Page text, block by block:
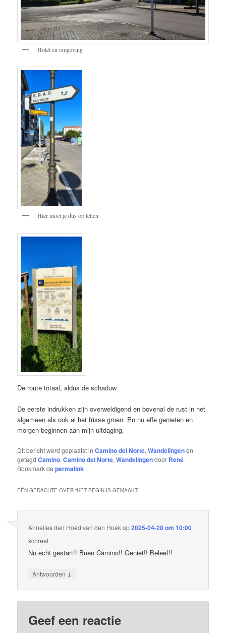
Hotel en omgeving
Hier moet je dus op letten
De route totaal, aldus de schaduw
De eerste indrukken zijn overweldigend en bovenal de rust in het
algemeen als ook al het frisse groen. En nu effe genieten en
morgen beginnen aan mijn uitdaging.
Dit bericht werd geplaatst inCamino del Norte,Wandelingenen
getagdCamino,Camino del Norte,Wandelingendoor René .
Bookmark depermalink .
EÉN GEDACHTE OVER “HET BEGIN IS GEMAAKT”
Annelies den Hoed van den Hoekop2025-04-28 om 10:00
schreef:
Nu echt gestart!! Buen Camino!! Geniet!! Beleef!!
Antwoorden ↓
Geef een reactie